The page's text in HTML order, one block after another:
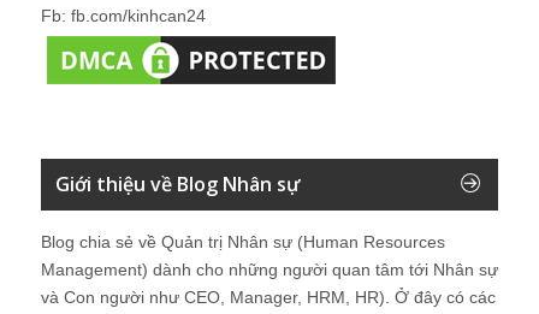
Fb: fb.com/kinhcan24
Giới thiệu về Blog Nhân sự
Blog chia sẻ về Quản trị Nhân sự (Human Resources
Management) dành cho những người quan tâm tới Nhân sự
và Con người như CEO, Manager, HRM, HR). Ở đây có các